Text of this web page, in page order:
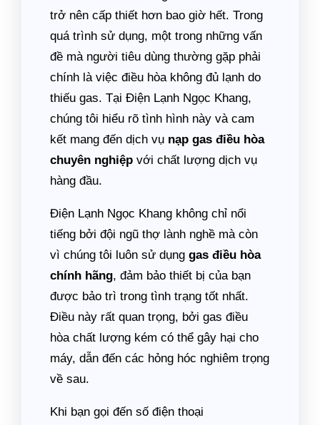
trở nên cấp thiết hơn bao giờ hết. Trong
quá trình sử dụng, một trong những vấn
đề mà người tiêu dùng thường gặp phải
chính là việc điều hòa không đủ lạnh do
thiếu gas. Tại Điện Lạnh Ngọc Khang,
chúng tôi hiểu rõ tình hình này và cam
kết mang đến dịch vụ nạp gas điều hòa
chuyên nghiệp với chất lượng dịch vụ
hàng đầu.
Điện Lạnh Ngọc Khang không chỉ nổi
tiếng bởi đội ngũ thợ lành nghề mà còn
vì chúng tôi luôn sử dụng gas điều hòa
chính hãng, đảm bảo thiết bị của bạn
được bảo trì trong tình trạng tốt nhất.
Điều này rất quan trọng, bởi gas điều
hòa chất lượng kém có thể gây hại cho
máy, dẫn đến các hỏng hóc nghiêm trọng
về sau.
Khi bạn gọi đến số điện thoại